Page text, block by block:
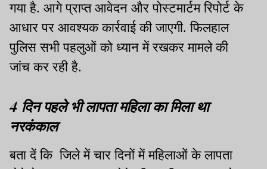
गया है. आगे प्राप्त आवेदन और पोस्टमार्टम रिपोर्ट के
आधार पर आवश्यक कार्रवाई की जाएगी. फिलहाल
पुलिस सभी पहलुओं को ध्यान में रखकर मामले की
जांच कर रही है.
4 दिन पहले भी लापता महिला का मिला था
नरकंकाल
बता दें कि जिले में चार दिनों में महिलाओं के लापता